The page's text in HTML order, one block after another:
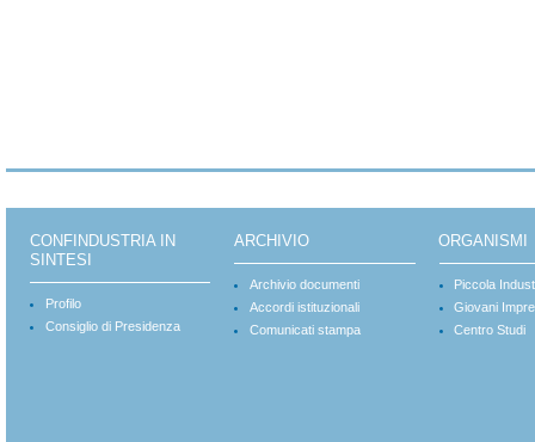
CONFINDUSTRIA IN
SINTESI
Profilo
Consiglio di Presidenza
ARCHIVIO
Archivio documenti
Accordi istituzionali
Comunicati stampa
ORGANISMI
Piccola
Giovani
Centro Studi